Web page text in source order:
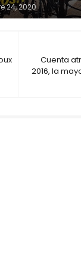
24, 2020
Cuenta
2016, la